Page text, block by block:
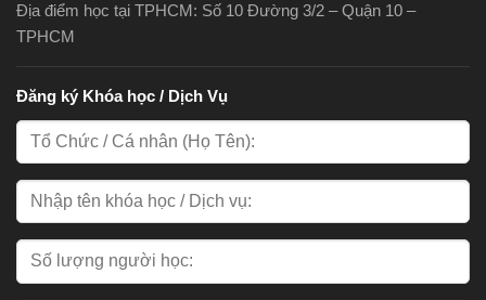
Địa điểm học tại TPHCM: Số 10 Đường 3/2 – Quận 10 –
TPHCM
Đăng ký Khóa học / Dịch Vụ